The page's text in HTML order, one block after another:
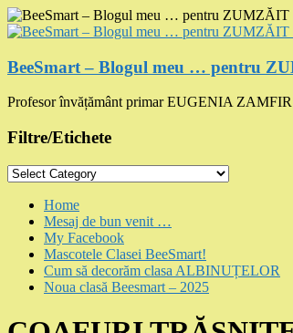
Skip
to
BeeSmart – Blogul meu … pentru
Profesor învățământ primar EUGENIA
Filtre/Etichete
Filtre/Etichete
Menu
Home
Mesaj de bun venit …
My Facebook
Mascotele Clasei BeeSmart!
Cum să decorăm clasa ALBINUȚELOR
Noua clasă Beesmart – 2025